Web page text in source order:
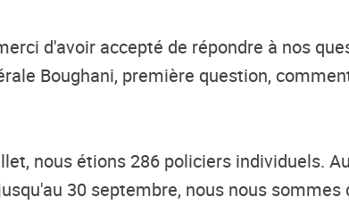
d'avoir accepté de répondre à nos
e Boughani, première question,
nous étions 286 policiers individuels.
30 septembre, nous nous